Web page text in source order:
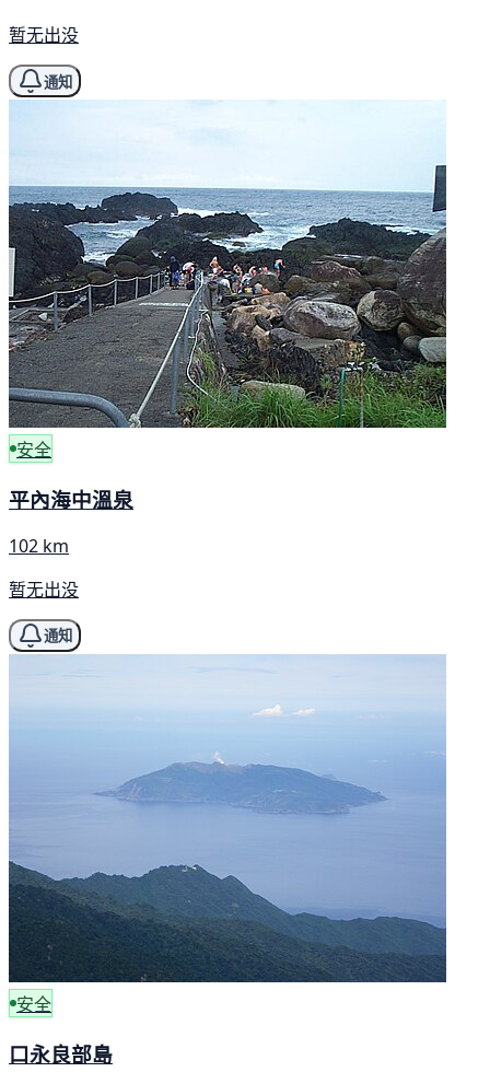
暂无出没
通知
安全
平內海中溫泉
102 km
暂无出没
通知
安全
口永良部島